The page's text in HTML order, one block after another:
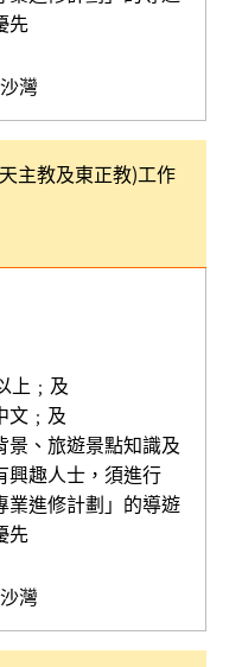
先
灣
主教及東正教)工作
上﹔及
文﹔及
景、旅遊景點知識及
興趣人士，須進行
業進修計劃」的導遊
先
灣